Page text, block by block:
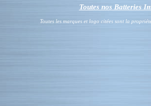
Toutes les marques et logo citées sont la
Toutes nos Batteries